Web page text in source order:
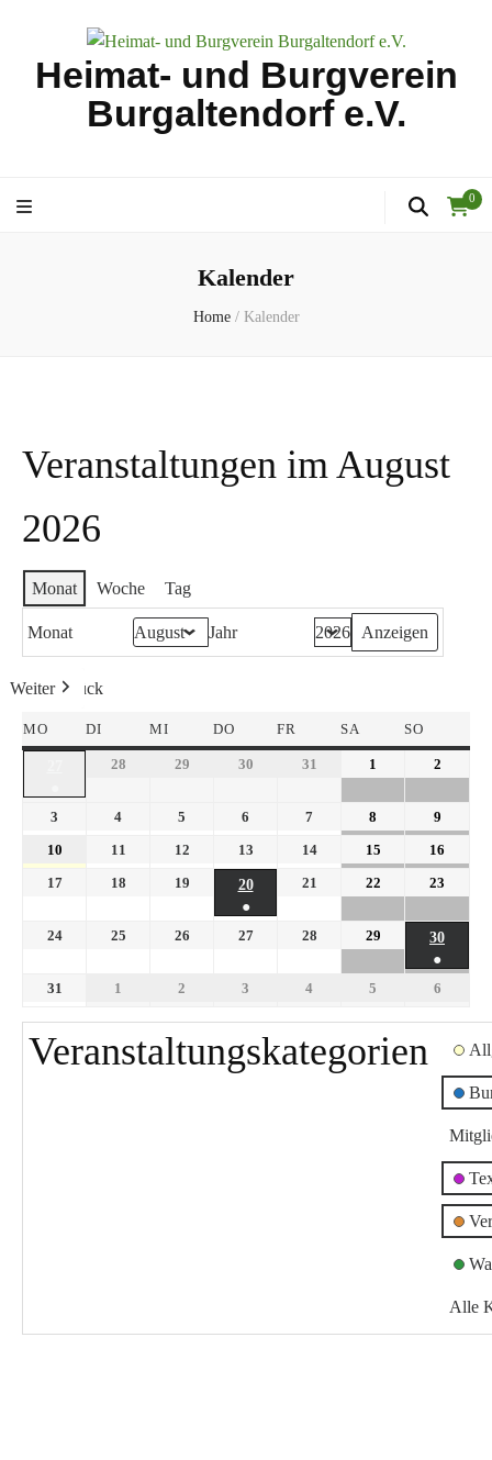
Heimat- und Burgverein
Burgaltendorf e.V.
0
Kalender
Home / Kalender
Veranstaltungen im August
2026
Monat Woche Tag
Monat Jahr
Zurück
Heute
Weiter
MO DI MI DO FR SA SO
28 29 30 31 1 2
3 4 5 6 7 8
9
10
11 12 13 14 15
16
17
18 19
20
●
21 22 23
24 25 26 27 28 29
30
●
31 1 2 3 4 5 6
Veranstaltungskategorien
Alle